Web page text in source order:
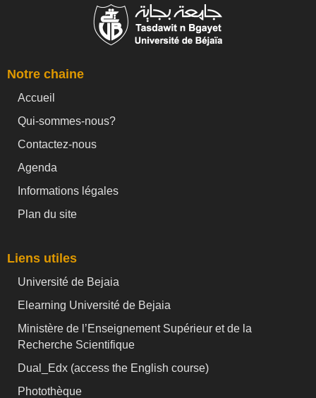
Notre chaine
Accueil
Qui-sommes-nous?
Contactez-nous
Agenda
Informations légales
Plan du site
Liens utiles
Université de Bejaia
Elearning Université de Bejaia
Ministère de l’Enseignement Supérieur et de la
Recherche Scientifique
Dual_Edx (access the English course)
Photothèque